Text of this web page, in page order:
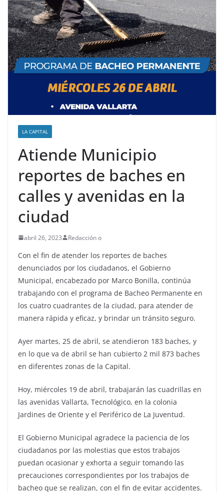
LA CAPITAL
Atiende Municipio
reportes de baches en
calles y avenidas en la
ciudad
abril 26, 2023 Redacción o
Con el fin de atender los reportes de baches
denunciados por los ciudadanos, el Gobierno
Municipal, encabezado por Marco Bonilla, continúa
trabajando con el programa de Bacheo Permanente en
los cuatro cuadrantes de la ciudad, para atender de
manera rápida y eficaz, y brindar un tránsito seguro.
Ayer martes, 25 de abril, se atendieron 183 baches, y
en lo que va de abril se han cubierto 2 mil 873 baches
en diferentes zonas de la Capital.
Hoy, miércoles 19 de abril, trabajarán las cuadrillas en
las avenidas Vallarta, Tecnológico, en la colonia
Jardines de Oriente y el Periférico de La Juventud.
El Gobierno Municipal agradece la paciencia de los
ciudadanos por las molestias que estos trabajos
puedan ocasionar y exhorta a seguir tomando las
precauciones correspondientes por los trabajos de
bacheo que se realizan, con el fin de evitar accidentes.